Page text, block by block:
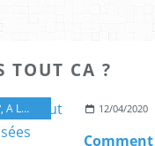
TOUT CA ?
, A LA RENCONTRE DE FEMMES ET D'HOMMES ILLUSTRES 12/04/2020